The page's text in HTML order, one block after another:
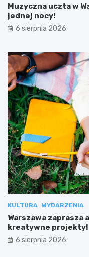
Muzyczna uczta w
jednej nocy!
6 sierpnia 2026
KULTURA WYDARZENIA
Warszawa
kreatywne projekty!
6 sierpnia 2026